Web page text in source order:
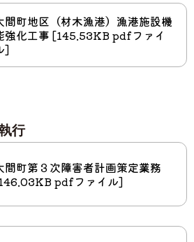
間町地区（材木漁港）漁港施設機
強化工事 [145.53KB pdfファイ
]
行
間町第３次障害者計画策定業務
pdfファイル]